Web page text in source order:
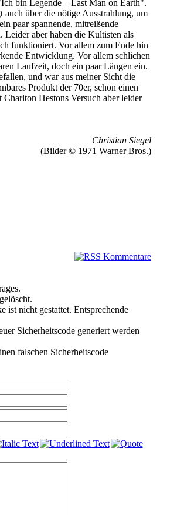
bin Legende – Last Man on Earth".
über die nötige Ausstrahlung, um
paar spannende, mitreißende
aber haben die Kultisten als
funktioniert. Vor allem zum Ende hin
Entwicklung. Vor allem schlichen
Laufzeit, doch ein paar Längen ein.
und war aus meiner Sicht die
Produkt der 70er, schon einen
Hestons Versuch aber leider
Christian Siegel
(Bilder © 1971 Warner Bros.)
ist nicht gestattet. Entsprechende
Sicherheitscode generiert werden
falschen Sicherheitscode